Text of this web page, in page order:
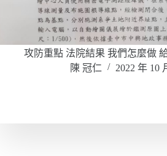
攻防重點 法院結果 我們怎麼做
陳 冠仁
2022 年 10